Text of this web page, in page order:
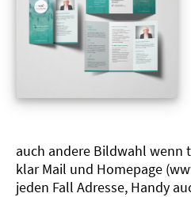
auch andere Bildwahl wenn
klar Mail und Homepage
jeden Fall Adresse, Handy